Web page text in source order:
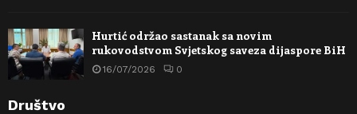
Hurtić održao sastanak sa novim
rukovodstvom Svjetskog saveza dijaspore BiH
16/07/2026 0
Društvo